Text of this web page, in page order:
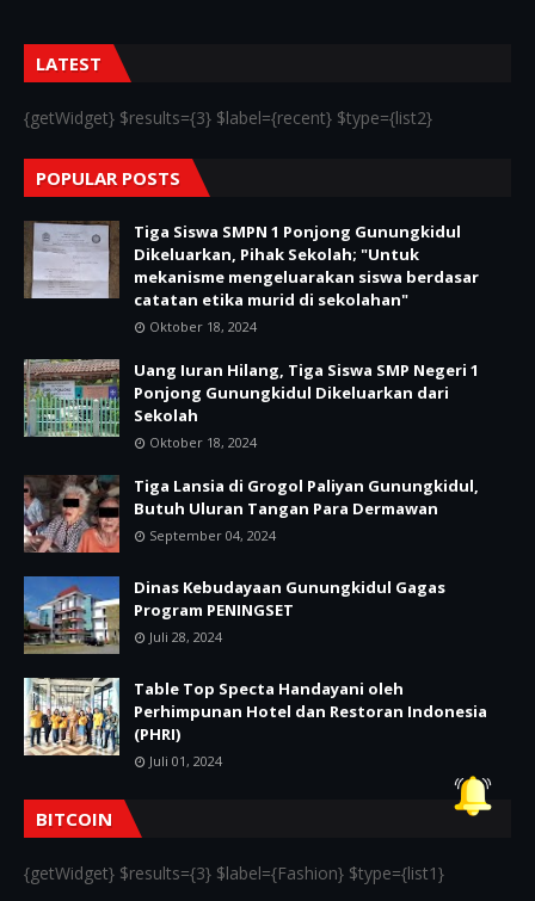
LATEST
{getWidget} $results={3} $label={recent} $type={list2}
POPULAR POSTS
Tiga Siswa SMPN 1 Ponjong Gunungkidul
Dikeluarkan, Pihak Sekolah; "Untuk
mekanisme mengeluarakan siswa berdasar
catatan etika murid di sekolahan"
Oktober 18, 2024
Uang Iuran Hilang, Tiga Siswa SMP Negeri 1
Ponjong Gunungkidul Dikeluarkan dari
Sekolah
Oktober 18, 2024
Tiga Lansia di Grogol Paliyan Gunungkidul,
Butuh Uluran Tangan Para Dermawan
September 04, 2024
Dinas Kebudayaan Gunungkidul Gagas
Program PENINGSET
Juli 28, 2024
Table Top Specta Handayani oleh
Perhimpunan Hotel dan Restoran Indonesia
(PHRI)
Juli 01, 2024
BITCOIN
{getWidget} $results={3} $label={Fashion} $type={list1}